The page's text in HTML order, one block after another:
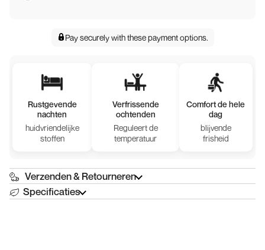
Pay securely withthese payment options.
Rustgevende
nachten
huidvriendelijke
stoffen
Verfrissende
ochtenden
Reguleert de
temperatuur
Comfort de hele
dag
blijvende
frisheid
Verzenden & Retourneren
Specificaties